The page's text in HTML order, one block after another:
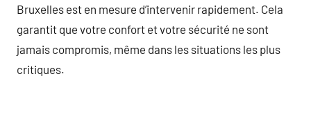
Bruxelles est en mesure d’intervenir rapidement. Cela
garantit que votre confort et votre sécurité ne sont
jamais compromis, même dans les situations les plus
critiques.